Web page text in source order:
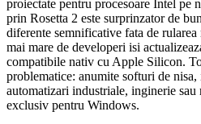
proiectate pentru procesoare Intel
prin Rosetta 2 este surprinzator de
diferente semnificative fata de
mai mare de developeri isi
compatibile nativ cu Apple Silicon.
problematice: anumite softuri de
automatizari industriale, inginerie
exclusiv pentru Windows.